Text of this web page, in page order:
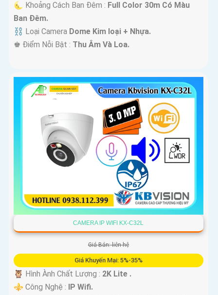
🌜 Khoảng Cách Ban Đêm : Full Color 30m Có Màu
Ban Ðêm.
⛓ Loại Camera Dome Kim loại + Nhựa.
️♚ Điểm Nỗi Bật : Thu Âm Và Loa.
CAMERA IP WIFI KX-C32L
Giá Bán: liên hệ
Giá Khuyến Mại: 5%-35%
🦉 Hình Ành Chất Lượng : 2K Lite .
⚜️ Công Nghệ : IP Wifi.